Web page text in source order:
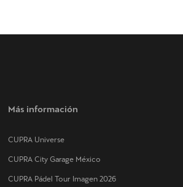
Más información
CUPRA Universe
CUPRA City Garage México
CUPRA Pádel Tour Imagen 2026